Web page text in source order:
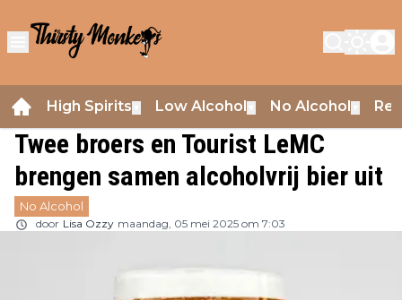
High Spirits Low Alcohol No Alcohol
Twee broers en Tourist LeMC
brengen samen alcoholvrij bier uit
No Alcohol
door Lisa Ozzy maandag, 05 mei 2025 om 7:03